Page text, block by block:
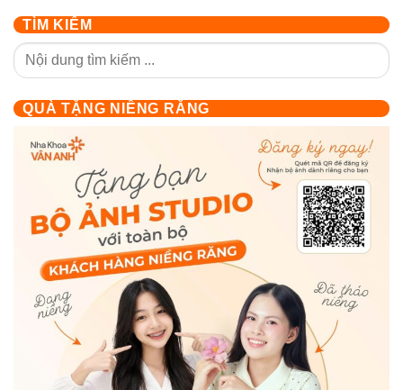
TÌM KIẾM
QUÀ TẶNG NIỀNG RĂNG